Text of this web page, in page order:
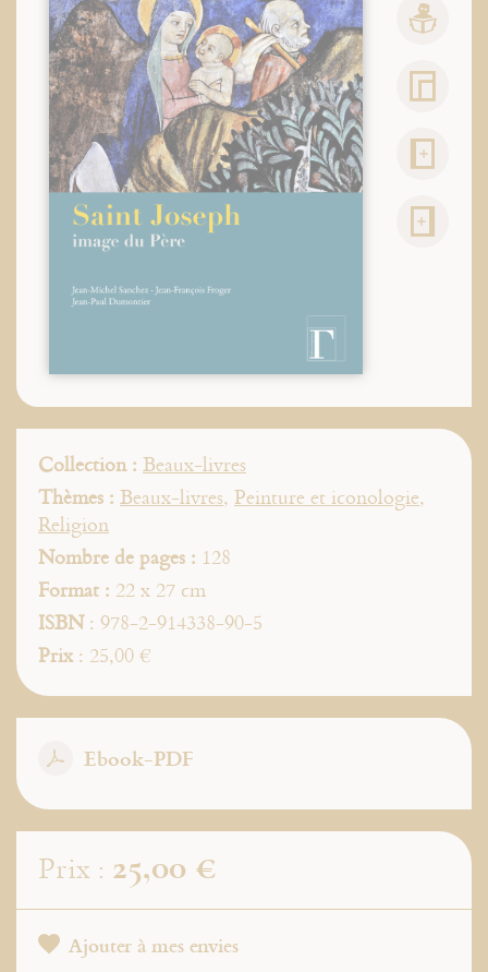
Collection : Beaux-livres
Thèmes : Beaux-livres, Peinture et iconologie,
Religion
Nombre de pages : 128
Format : 22 x 27 cm
ISBN: 978-2-914338-90-5
Prix: 25,00 €
Ebook-PDF
Prix : 25,00 €
Ajouter à mes envies